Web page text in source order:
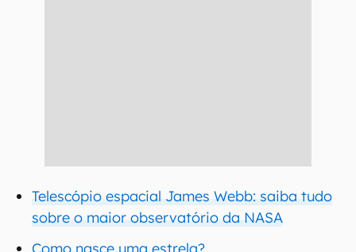
Telescópio espacial James Webb: saiba tudo
sobre o maior observatório da NASA